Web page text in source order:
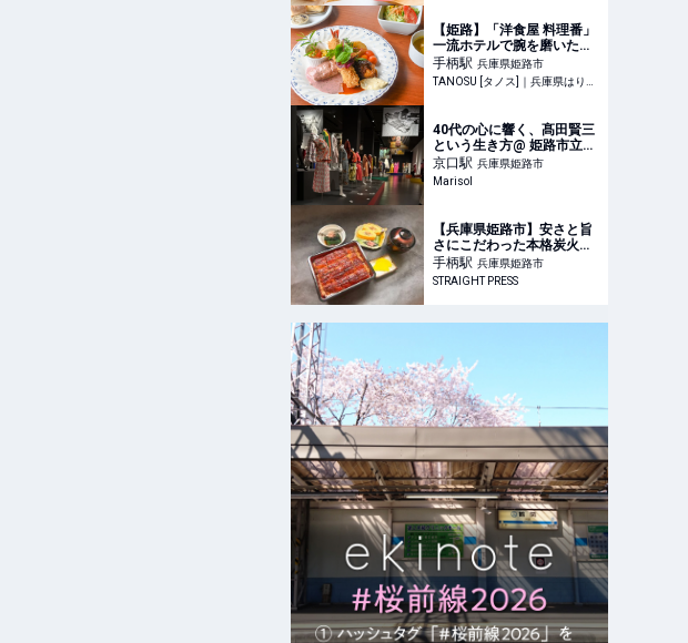
【姫路】「洋食屋 料理番」
一流ホテルで腕を磨いたシ
ェフの絶品料理を♪日替わり
ランチにデザートも
手柄駅 兵庫県姫路市
TANOSU [タノス]｜兵庫県はりまエリアの地域情報サイト
40代の心に響く、髙田賢三
という生き方@ 姫路市立美
術館
京口駅 兵庫県姫路市
Marisol
【兵庫県姫路市】安さと旨
さにこだわった本格炭火う
なぎの店「うなぎ道場」が
オープン
手柄駅 兵庫県姫路市
STRAIGHT PRESS